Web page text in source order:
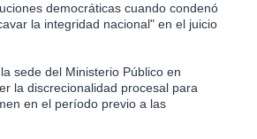
democráticas cuando condenó
la integridad nacional" en el juicio
sede del Ministerio Público en
la discrecionalidad procesal para
en el período previo a las